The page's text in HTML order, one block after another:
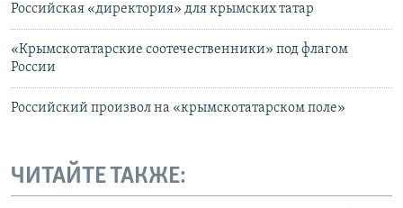
Российская «директория» для крымских татар
«Крымскотатарские соотечественники» под флагом
России
Российский произвол на «крымскотатарском поле»
ЧИТАЙТЕ ТАКЖЕ: